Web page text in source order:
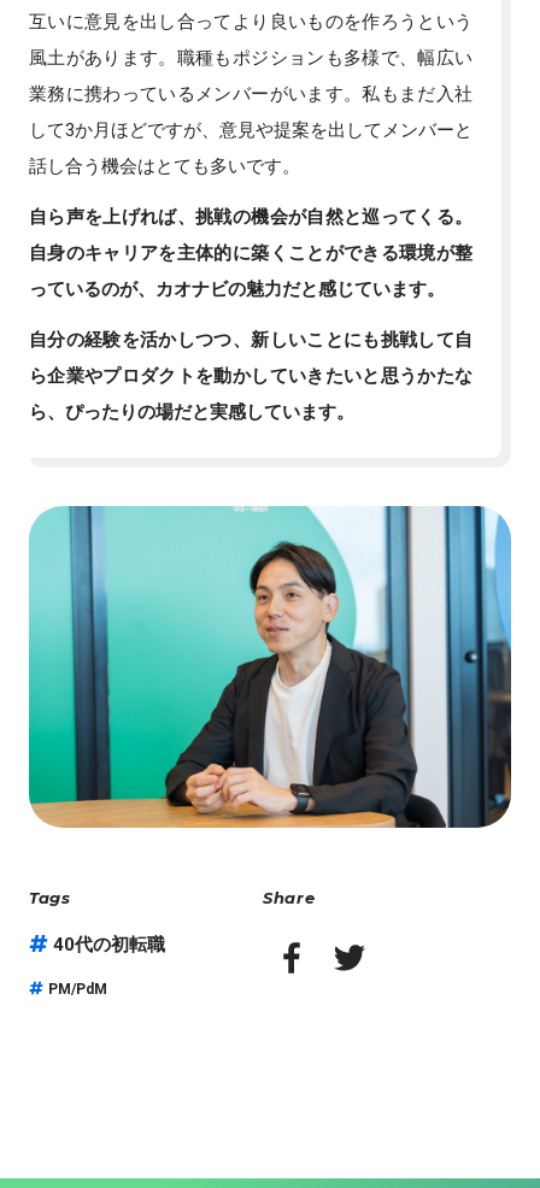
互いに意見を出し合ってより良いものを作ろうという
風土があります。職種もポジションも多様で、幅広い
業務に携わっているメンバーがいます。私もまだ入社
して3か月ほどですが、意見や提案を出してメンバーと
話し合う機会はとても多いです。
自ら声を上げれば、挑戦の機会が自然と巡ってくる。
自身のキャリアを主体的に築くことができる環境が整
っているのが、カオナビの魅力だと感じています。
自分の経験を活かしつつ、新しいことにも挑戦して自
ら企業やプロダクトを動かしていきたいと思うかたな
ら、ぴったりの場だと実感しています。
Tags
40代の初転職
PM/PdM
Share